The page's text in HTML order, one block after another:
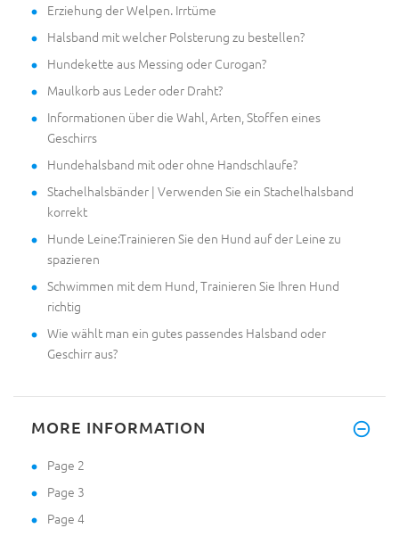
Erziehung der Welpen. Irrtüme
Halsband mit welcher Polsterung zu bestellen?
Hundekette aus Messing oder Curogan?
Maulkorb aus Leder oder Draht?
Informationen über die Wahl, Arten, Stoffen eines
Geschirrs
Hundehalsband mit oder ohne Handschlaufe?
Stachelhalsbänder | Verwenden Sie ein Stachelhalsband
korrekt
Hunde Leine:Trainieren Sie den Hund auf der Leine zu
spazieren
Schwimmen mit dem Hund, Trainieren Sie Ihren Hund
richtig
Wie wählt man ein gutes passendes Halsband oder
Geschirr aus?
MORE INFORMATION
Page 2
Page 3
Page 4